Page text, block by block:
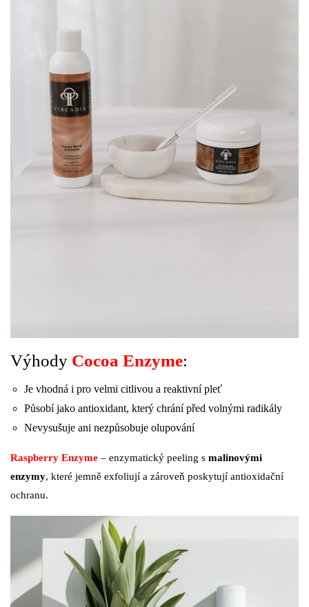
Výhody Cocoa Enzyme:
Je vhodná i pro velmi citlivou a reaktivní pleť
Působí jako antioxidant, který chrání před volnými radikály
Nevysušuje ani nezpůsobuje olupování
Raspberry Enzyme – enzymatický peeling s malinovými
enzymy, které jemně exfoliují a zároveň poskytují antioxidační
ochranu.